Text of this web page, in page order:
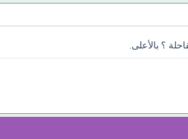
؟ بالأعلى.